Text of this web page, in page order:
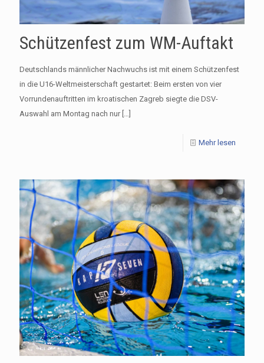
Schützenfest zum WM-Auftakt
Deutschlands männlicher Nachwuchs ist mit einem Schützenfest
in die U16-Weltmeisterschaft gestartet: Beim ersten von vier
Vorrundenauftritten im kroatischen Zagreb siegte die DSV-
Auswahl am Montag nach nur[…]
Mehr lesen